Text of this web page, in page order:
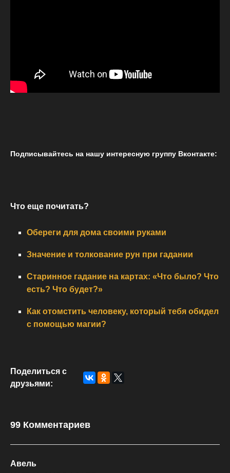
Подписывайтесь на нашу интересную группу Вконтакте:
Что еще почитать?
Обереги для дома своими руками
Значение и толкование рун при гадании
Старинное гадание на картах: «Что было? Что
есть? Что будет?»
Как отомстить человеку, который тебя обидел
с помощью магии?
Поделиться с
друзьями:
99 Комментариев
Авель